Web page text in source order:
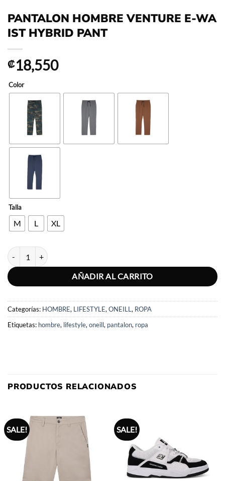
PANTALON HOMBRE VENTURE E-WA
IST HYBRID PANT
₡18,550
Color
Talla
M L XL
PANTALON HOMBRE VENTURE E-WAIST HYBRID PANT cantidad
AÑADIR AL CARRITO
Categorías: HOMBRE, LIFESTYLE, ONEILL , ROPA
Etiquetas: hombre, lifestyle, oneill, pantalon, ropa
PRODUCTOS RELACIONADOS
SALE! SALE!